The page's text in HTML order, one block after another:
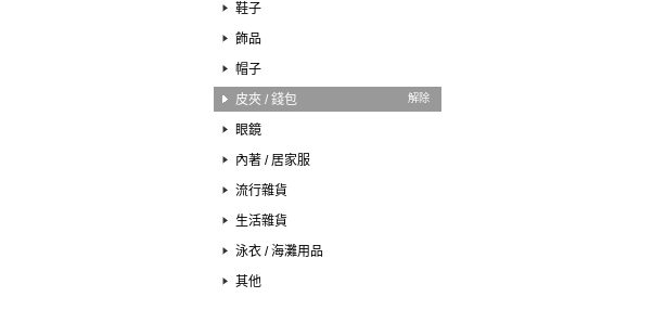
鞋子
飾品
帽子
皮夾 / 錢包
解除
眼鏡
內著 / 居家服
流行雜貨
生活雜貨
泳衣 / 海灘用品
其他